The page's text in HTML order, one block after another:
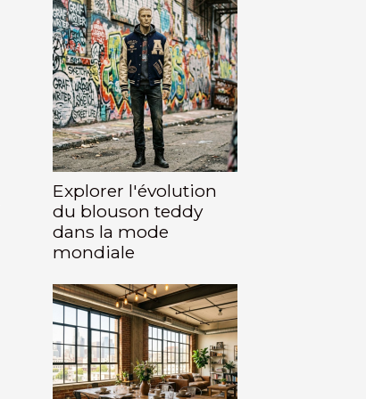
Explorer l'évolution
du blouson teddy
dans la mode
mondiale